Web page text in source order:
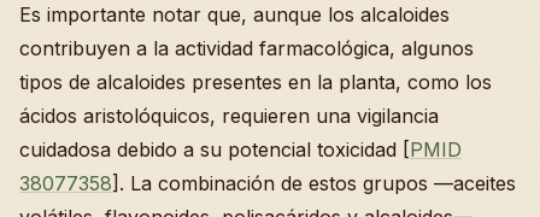
Es importante notar que, aunque los alcaloides
contribuyen a la actividad farmacológica, algunos
tipos de alcaloides presentes en la planta, como los
ácidos aristolóquicos, requieren una vigilancia
cuidadosa debido a su potencial toxicidad [PMID
38077358]. La combinación de estos grupos —aceites